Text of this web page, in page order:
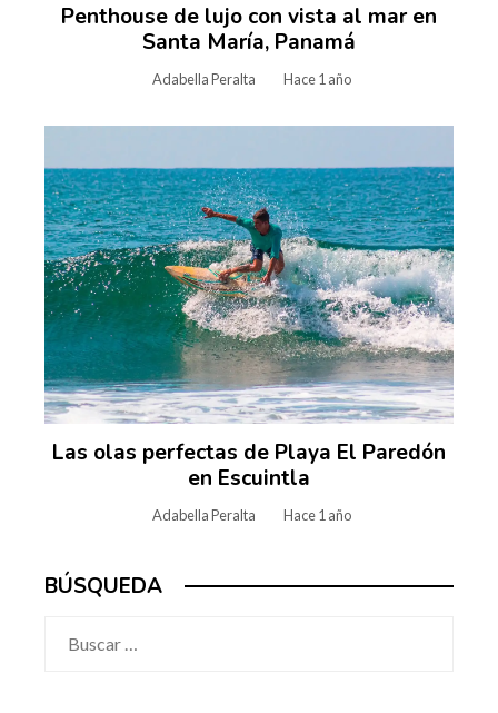
Penthouse de lujo con vista al mar en
Santa María, Panamá
Adabella Peralta Hace 1 año
Las olas perfectas de Playa El Paredón
en Escuintla
Adabella Peralta Hace 1 año
BÚSQUEDA